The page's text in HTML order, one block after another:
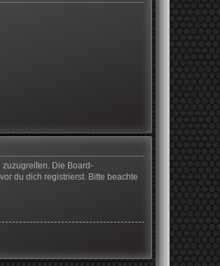
zuzugreifen. Die Board-
du dich registrierst. Bitte beachte